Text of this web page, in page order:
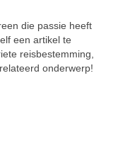
die passie heeft
een artikel te
reisbestemming,
onderwerp!